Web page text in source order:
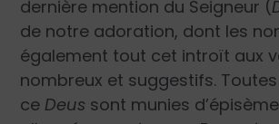
dernière mention du Seigneur (
de notre adoration, dont les
également tout cet introït aux
nombreux et suggestifs.
ce Deus sont munies